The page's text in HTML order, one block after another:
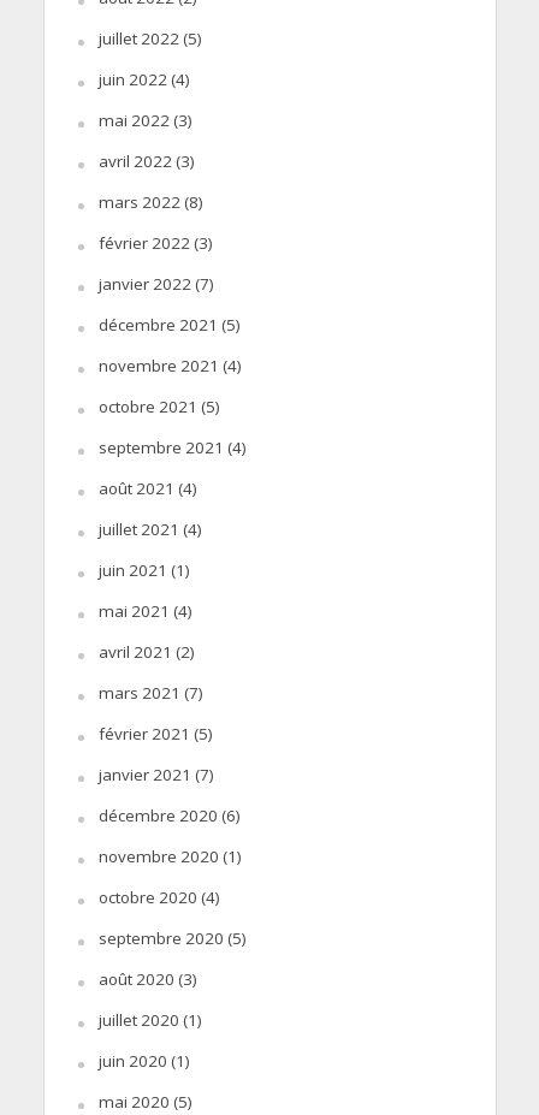
juillet 2022(5)
juin 2022(4)
mai 2022(3)
avril 2022(3)
mars 2022(8)
février 2022(3)
janvier 2022(7)
décembre 2021 (5)
novembre 2021 (4)
octobre 2021 (5)
septembre 2021 (4)
août 2021 (4)
juillet 2021 (4)
juin 2021 (1)
mai 2021 (4)
avril 2021 (2)
mars 2021 (7)
février 2021 (5)
janvier 2021 (7)
décembre 2020 (6)
novembre 2020 (1)
octobre 2020 (4)
septembre 2020 (5)
août 2020 (3)
juillet 2020 (1)
juin 2020 (1)
mai 2020 (5)